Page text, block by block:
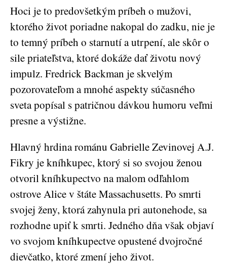
Hoci je to predovšetkým príbeh o mužovi,
ktorého život poriadne nakopal do zadku, nie je
to temný príbeh o starnutí a utrpení, ale skôr o
sile priateľstva, ktoré dokáže dať životu nový
impulz. Fredrick Backman je skvelým
pozorovateľom a mnohé aspekty súčasného
sveta popísal s patričnou dávkou humoru veľmi
presne a výstižne.
Hlavný hrdina románu Gabrielle Zevinovej A.J.
Fikry je kníhkupec, ktorý si so svojou ženou
otvoril kníhkupectvo na malom odľahlom
ostrove Alice v štáte Massachusetts. Po smrti
svojej ženy, ktorá zahynula pri autonehode, sa
rozhodne upiť k smrti. Jedného dňa však objaví
vo svojom kníhkupectve opustené dvojročné
dievčatko, ktoré zmení jeho život.